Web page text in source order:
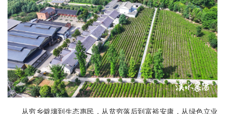
从穷乡僻壤到生态惠民，从贫穷落后到富裕安康，从绿色立业